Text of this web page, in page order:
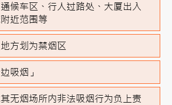
候车区、行人过路处、大厦出入
近范围等
方划为禁烟区
吸烟」
无烟场所内非法吸烟行为负上责